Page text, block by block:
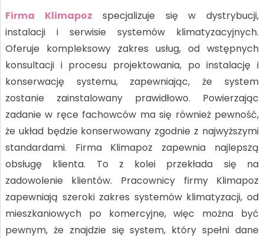
Firma Klimapoz specjalizuje się w dystrybucji,
instalacji i serwisie systemów klimatyzacyjnych.
Oferuje kompleksowy zakres usług, od wstępnych
konsultacji i procesu projektowania, po instalację i
konserwację systemu, zapewniając, że system
zostanie zainstalowany prawidłowo. Powierzając
zadanie w ręce fachowców ma się również pewność,
że układ będzie konserwowany zgodnie z najwyższymi
standardami. Firma Klimapoz zapewnia najlepszą
obsługę klienta. To z kolei przekłada się na
zadowolenie klientów. Pracownicy firmy Klimapoz
zapewniają szeroki zakres systemów klimatyzacji, od
mieszkaniowych po komercyjne, więc można być
pewnym, że znajdzie się system, który spełni dane